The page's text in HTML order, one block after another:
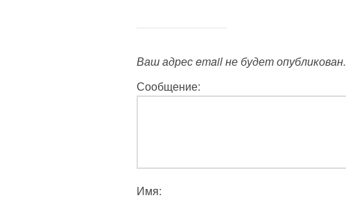
Ваш адрес email не будет опубликован.
Сообщение:
Имя: